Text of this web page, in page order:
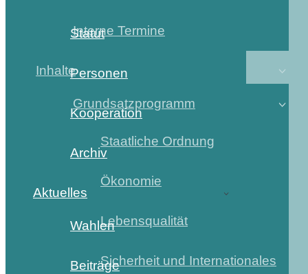
Interne Termine
Inhalte
Grundsatzprogramm
Staatliche Ordnung
Ökonomie
Lebensqualität
Sicherheit und Internationales
Statut
Personen
Kooperation
Archiv
Aktuelles
Wahlen
Beiträge